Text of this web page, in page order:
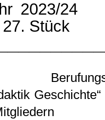
2023/
Stück